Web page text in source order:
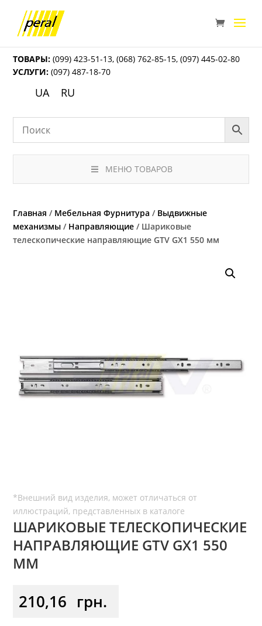
ТОВАРЫ: (099) 423-51-13,(068) 762-85-15,(097) 445-02-80
УСЛУГИ: (097) 487-18-70
UA RU
МЕНЮ ТОВАРОВ
Главная / Мебельная Фурнитура / Выдвижные
механизмы / Направляющие / Шариковые
телескопические направляющие GTV GX1 550 мм
ШАРИКОВЫЕ ТЕЛЕСКОПИЧЕСКИЕ
НАПРАВЛЯЮЩИЕ GTV GX1 550
ММ
210,16 грн.